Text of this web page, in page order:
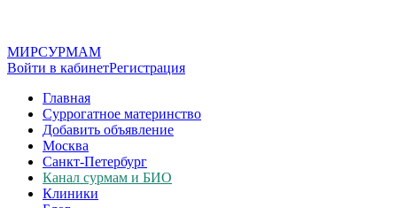
МИРСУРМАМ
Войти в кабинетРегистрация
Главная
Суррогатное материнство
Добавить объявление
Москва
Санкт-Петербург
Канал сурмам и БИО
Клиники